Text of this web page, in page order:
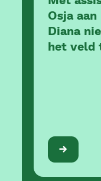
Osja
Diana
het veld